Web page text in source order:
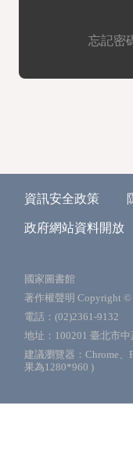
忘記密
資訊安全政策
政府網站資料開放
國家圖書館
著作權聲明 Copyright ©
電話：(02)2361-9132
地址：100201 臺北市
建議瀏覽器：Chrome
果為1280*960 )